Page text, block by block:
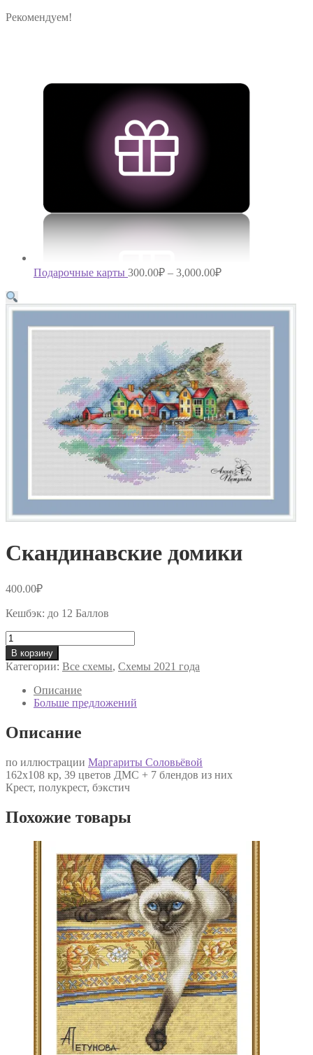
Рекомендуем!
Подарочные карты 300.00₽ – 3,000.00₽
Скандинавские домики
400.00₽
Кешбэк: до 12 Баллов
Количество
товара
Скандинавские
домики
В корзину
Категории: Все схемы, Схемы 2021 года
Описание
Больше предложений
Описание
по иллюстрации Маргариты Соловьёвой
162х108 кр, 39 цветов ДМС + 7 блендов из них
Крест, полукрест, бэкстич
Похожие товары